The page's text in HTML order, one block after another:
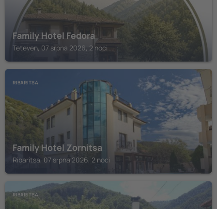
Family Hotel Fedora
Teteven, 07 srpna 2026, 2 noci
RIBARITSA
Family Hotel Zornitsa
Ribaritsa, 07 srpna 2026, 2 noci
RIBARITSA